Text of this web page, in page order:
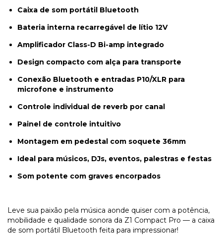
Caixa de som portátil Bluetooth
Bateria interna recarregável de lítio 12V
Amplificador Class-D Bi-amp integrado
Design compacto com alça para transporte
Conexão Bluetooth e entradas P10/XLR para
microfone e instrumento
Controle individual de reverb por canal
Painel de controle intuitivo
Montagem em pedestal com soquete 36mm
Ideal para músicos, DJs, eventos, palestras e festas
Som potente com graves encorpados
Leve sua paixão pela música aonde quiser com a potência,
mobilidade e qualidade sonora da Z1 Compact Pro — a caixa
de som portátil Bluetooth feita para impressionar!